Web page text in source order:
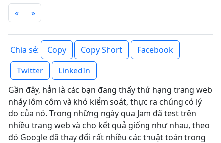
« »
Chia sẻ: Copy Copy Short
Facebook
Twitter
LinkedIn
Gần đây, hẳn là các bạn đang thấy thứ hạng trang web
nhảy lôm côm và khó kiểm soát, thực ra chúng có lý
do của nó. Trong những ngày qua Jam đã test trên
nhiều trang web và cho kết quả giống như nhau, theo
đó Google đã thay đổi rất nhiều các thuật toán trong